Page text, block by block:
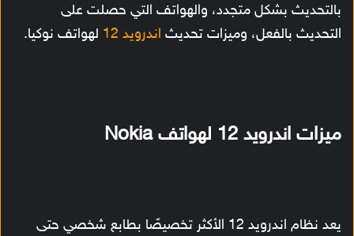
بالتحديث بشكل متجدد، والهواتف التي حصلت على
التحديث بالفعل، وميزات تحديث اندرويد 12 لهواتف نوكيا.
ميزات اندرويد 12 لهواتف Nokia
يعد نظام اندرويد 12 الأكثر تخصيصًا بطابع شخصي حتى